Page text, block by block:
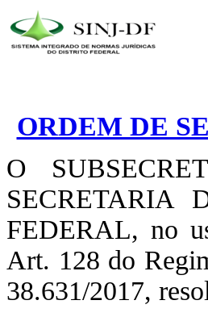
ORDEM DE
O
SECRETARIA
FEDERAL, no
Art. 128 do
38.631/2017,